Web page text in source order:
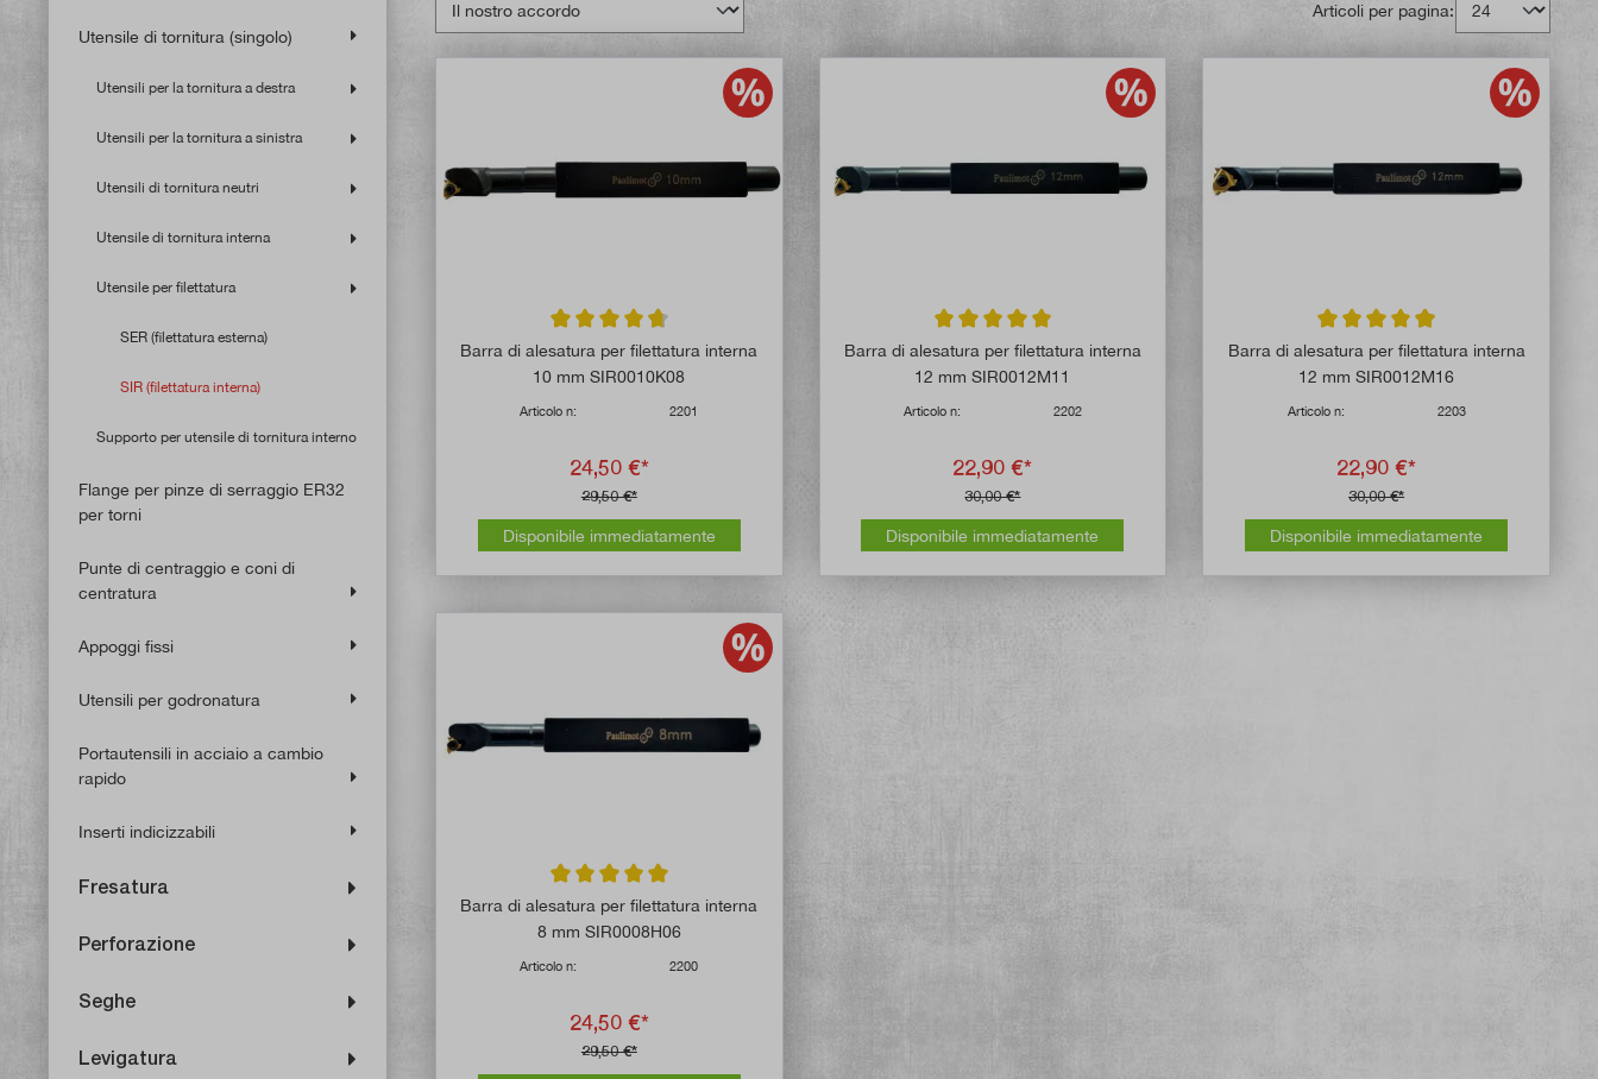
Utensile di tornitura (singolo)
Utensili per la tornitura a destra
Utensili per la tornitura a sinistra
Utensili di tornitura neutri
Utensile di tornitura interna
Utensile per filettatura
SER (filettatura esterna)
SIR (filettatura interna)
Supporto per utensile di tornitura interno
Flange per pinze di serraggio ER32
per torni
Punte di centraggio e coni di
centratura
Appoggi fissi
Utensili per godronatura
Portautensili in acciaio a cambio
rapido
Inserti indicizzabili
Fresatura
Perforazione
Seghe
Levigatura
Articoli per pagina:
Valutazione media di 4.8 su 5 stelle
Barra di alesatura per filettatura interna
10 mm SIR0010K08
Articolo n: 2201
24,50 €*
29,50 €*
Disponibile immediatamente
Valutazione media di 5 su 5 stelle
Barra di alesatura per filettatura interna
12 mm SIR0012M11
Articolo n: 2202
22,90 €*
30,00 €*
Disponibile immediatamente
Valutazione media di 4.9 su 5 stelle
Barra di alesatura per filettatura interna
12 mm SIR0012M16
Articolo n: 2203
22,90 €*
30,00 €*
Disponibile immediatamente
Valutazione media di 5 su 5 stelle
Barra di alesatura per filettatura interna
8 mm SIR0008H06
Articolo n: 2200
24,50 €*
29,50 €*